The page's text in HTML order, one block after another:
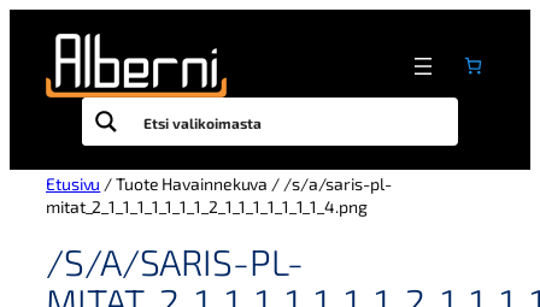
sisältöön
Etusivu / Tuote Havainnekuva / /s/a/saris-pl-
mitat_2_1_1_1_1_1_1_1_2_1_1_1_1_1_1_1_4.png
/S/A/SARIS-PL-